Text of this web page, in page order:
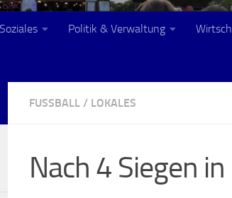
Politik & Verwaltung
FUSSBALL / LOKALES
Nach 4 Siegen